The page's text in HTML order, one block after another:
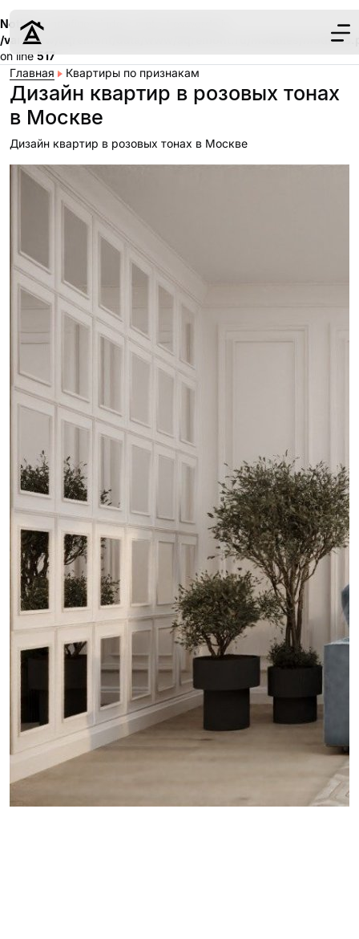
Notice: Undefined index: meta_keywords in
/var/www/aqremont/data/www/aqremont.ru/modules/
on line517
Дизайн
Контакты
г. Москва
8 (495) 109-
22-59
Главная Квартиры по признакам
Дизайн квартир в розовых тонах
в Москве
Дизайн квартир в розовых тонах в Москве